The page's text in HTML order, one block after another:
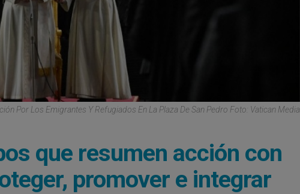
Por Los Emigrantes Y Refugiados En La Plaza De San Pedro Foto: Vatican Media
que resumen acción con
promover e integrar